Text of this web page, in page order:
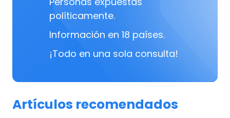
políticamente.
Información en 18 países.
¡Todo en una sola consulta!
Artículos recomendados